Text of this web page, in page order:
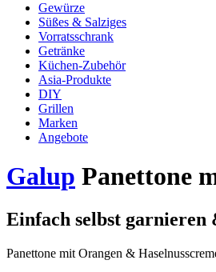
Gewürze
Süßes & Salziges
Vorratsschrank
Getränke
Küchen-Zubehör
Asia-Produkte
DIY
Grillen
Marken
Angebote
Galup Panettone
Einfach selbst garnieren
Panettone mit Orangen &